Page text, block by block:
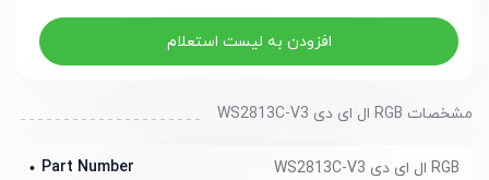
افزودن به لیست استعلام
مشخصات RGB ال ای دی WS2813C-V3
RGB ال ای دی WS2813C-V3 Part Number